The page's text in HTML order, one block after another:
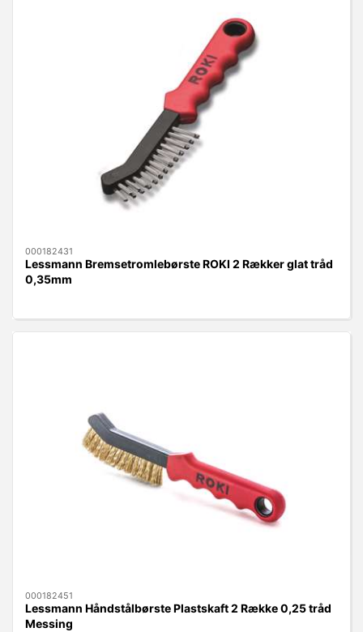
000182431
Lessmann Bremsetromlebørste ROKI 2 Rækker glat tråd
0,35mm
000182451
Lessmann Håndstålbørste Plastskaft 2 Række 0,25 tråd
Messing